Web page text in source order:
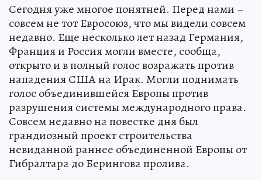
Сегодня уже многое понятней. Перед нами –
совсем не тот Евросоюз, что мы видели совсем
недавно. Еще несколько лет назад Германия,
Франция и Россия могли вместе, сообща,
открыто и в полный голос возражать против
нападения США на Ирак. Могли поднимать
голос объединившейся Европы против
разрушения системы международного права.
Совсем недавно на повестке дня был
грандиозный проект строительства
невиданной раннее объединенной Европы от
Гибралтара до Берингова пролива.